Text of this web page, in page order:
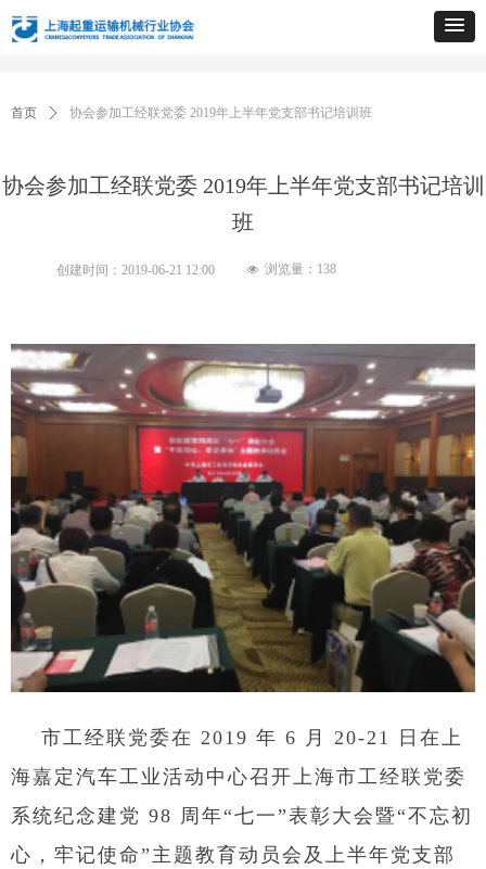
协会参加工经联党委 2019年上半年党支部书记培训
班
市工经联党委在 2019 年 6 月 20-21 日在上
海嘉定汽车工业活动中心召开上海市工经联党委
系统纪念建党 98 周年“七一”表彰大会暨“不忘初
心，牢记使命”主题教育动员会及上半年党支部
首页 ꄲ 协会参加工经联党委 2019年上半年党支部书记培训班
创建时间： 2019-06-21 12:00 넶 浏览量： 138